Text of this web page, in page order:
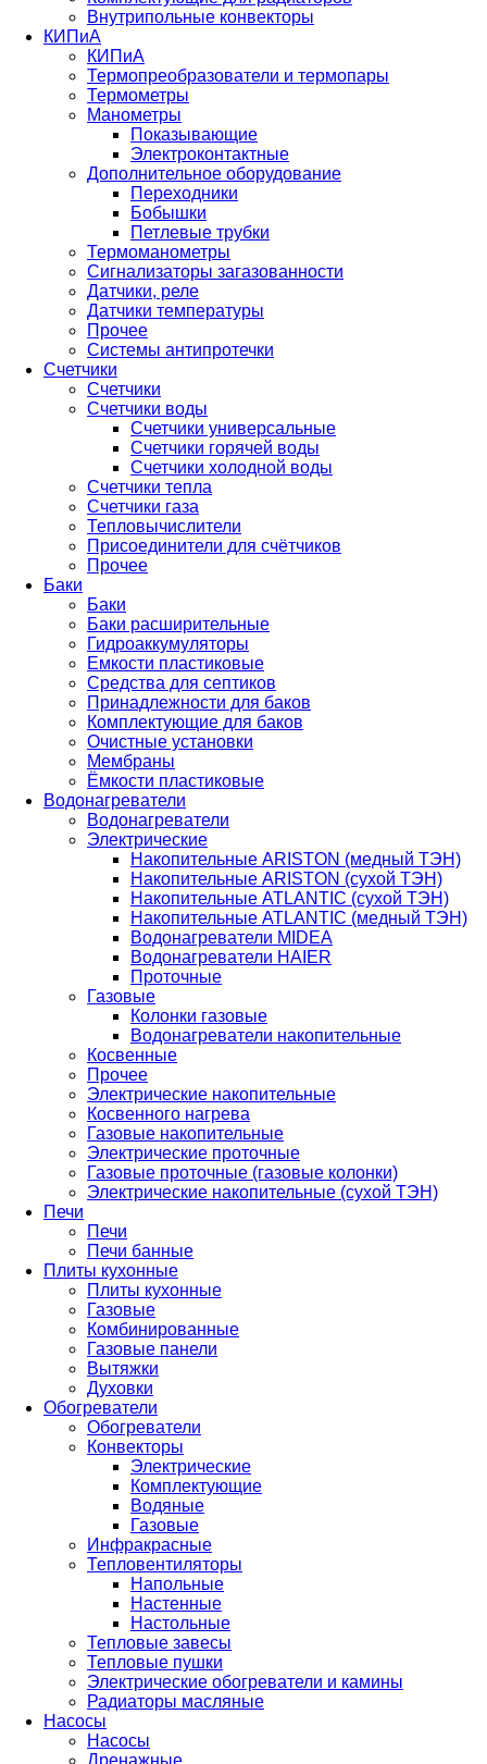
Внутрипольные конвекторы
КИПиА
КИПиА
Термопреобразователи и термопары
Термометры
Манометры
Показывающие
Электроконтактные
Дополнительное оборудование
Переходники
Бобышки
Петлевые трубки
Термоманометры
Сигнализаторы загазованности
Датчики, реле
Датчики температуры
Прочее
Системы антипротечки
Счетчики
Счетчики
Счетчики воды
Счетчики универсальные
Счетчики горячей воды
Счетчики холодной воды
Счетчики тепла
Счетчики газа
Тепловычислители
Присоединители для счётчиков
Прочее
Баки
Баки
Баки расширительные
Гидроаккумуляторы
Емкости пластиковые
Средства для септиков
Принадлежности для баков
Комплектующие для баков
Очистные установки
Мембраны
Ёмкости пластиковые
Водонагреватели
Водонагреватели
Электрические
Накопительные ARISTON (медный ТЭН)
Накопительные ARISTON (сухой ТЭН)
Накопительные ATLANTIC (сухой ТЭН)
Накопительные ATLANTIC (медный ТЭН)
Водонагреватели MIDEA
Водонагреватели HAIER
Проточные
Газовые
Колонки газовые
Водонагреватели накопительные
Косвенные
Прочее
Электрические накопительные
Косвенного нагрева
Газовые накопительные
Электрические проточные
Газовые проточные (газовые колонки)
Электрические накопительные (сухой ТЭН)
Печи
Печи
Печи банные
Плиты кухонные
Плиты кухонные
Газовые
Комбинированные
Газовые панели
Вытяжки
Духовки
Обогреватели
Обогреватели
Конвекторы
Электрические
Комплектующие
Водяные
Газовые
Инфракрасные
Тепловентиляторы
Напольные
Настенные
Настольные
Тепловые завесы
Тепловые пушки
Электрические обогреватели и камины
Радиаторы масляные
Насосы
Насосы